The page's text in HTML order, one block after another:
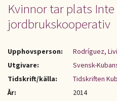
Kvinnor tar plats Inte
jordbrukskooperativ
Upphovsperson:
Rodríguez,
Utgivare:
Svensk-
Tidskrift/källa:
Tidskriften
År:
2014